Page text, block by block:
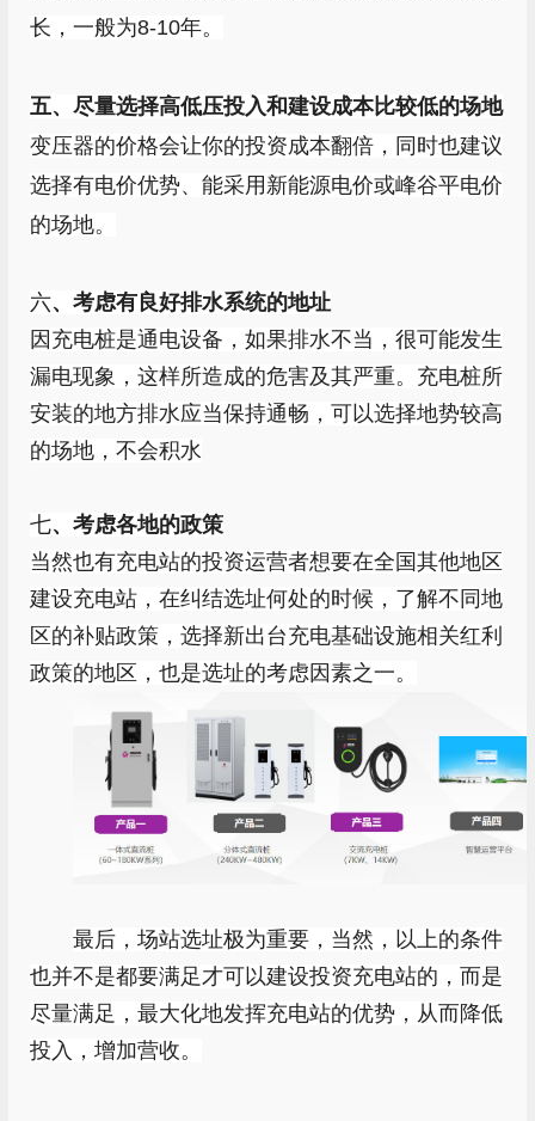
长，一般为8-10年。
五、尽量选择高低压投入和建设成本比较低的场地
变压器的价格会让你的投资成本翻倍，同时也建议
选择有电价优势、能采用新能源电价或峰谷平电价
的场地。
六、考虑有良好排水系统的地址
因充电桩是通电设备，如果排水不当，很可能发生
漏电现象，这样所造成的危害及其严重。充电桩所
安装的地方排水应当保持通畅，可以选择地势较高
的场地，不会积水
七、考虑各地的政策
当然也有充电站的投资运营者想要在全国其他地区
建设充电站，在纠结选址何处的时候，了解不同地
区的补贴政策，选择新出台充电基础设施相关红利
政策的地区，也是选址的考虑因素之一。
最后，场站选址极为重要，当然，以上的条件
也并不是都要满足才可以建设投资充电站的，而是
尽量满足，最大化地发挥充电站的优势，从而降低
投入，增加营收。